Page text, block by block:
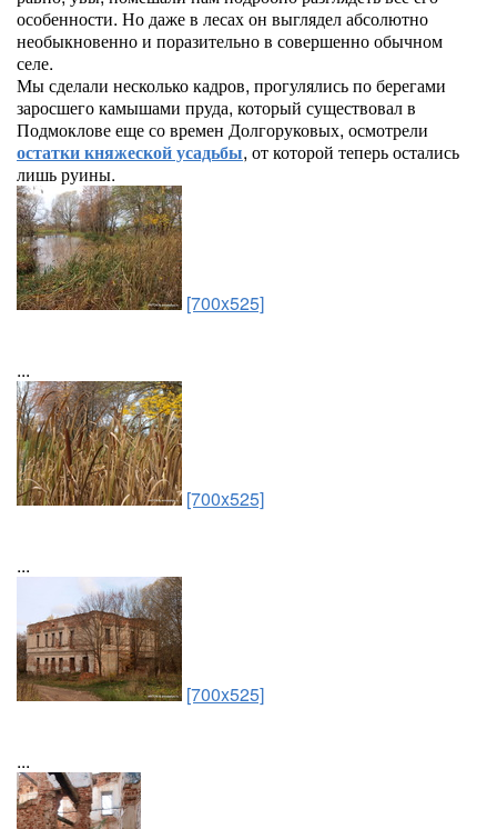
особенности. Но даже в лесах он выглядел абсолютно
необыкновенно и поразительно в совершенно обычном
селе.
Мы сделали несколько кадров, прогулялись по берегами
заросшего камышами пруда, который существовал в
Подмоклове еще со времен Долгоруковых, осмотрели
остатки княжеской усадьбы, от которой теперь остались
лишь руины.
[700x525]
...
[700x525]
...
[700x525]
...